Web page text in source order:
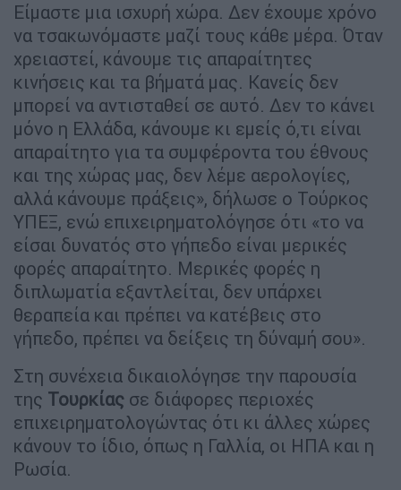
Είμαστε μια ισχυρή χώρα. Δεν έχουμε χρόνο
να τσακωνόμαστε μαζί τους κάθε μέρα. Όταν
χρειαστεί, κάνουμε τις απαραίτητες
κινήσεις και τα βήματά μας. Κανείς δεν
μπορεί να αντισταθεί σε αυτό. Δεν το κάνει
μόνο η Ελλάδα, κάνουμε κι εμείς ό,τι είναι
απαραίτητο για τα συμφέροντα του έθνους
και της χώρας μας, δεν λέμε αερολογίες,
αλλά κάνουμε πράξεις», δήλωσε ο Τούρκος
ΥΠΕΞ, ενώ επιχειρηματολόγησε ότι «το να
είσαι δυνατός στο γήπεδο είναι μερικές
φορές απαραίτητο. Μερικές φορές η
διπλωματία εξαντλείται, δεν υπάρχει
θεραπεία και πρέπει να κατέβεις στο
γήπεδο, πρέπει να δείξεις τη δύναμή σου».
Στη συνέχεια δικαιολόγησε την παρουσία
της Τουρκίας σε διάφορες περιοχές
επιχειρηματολογώντας ότι κι άλλες χώρες
κάνουν το ίδιο, όπως η Γαλλία, οι ΗΠΑ και η
Ρωσία.